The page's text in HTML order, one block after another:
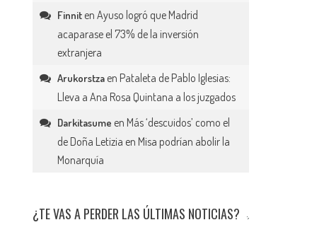
Finnit enAyuso logró que Madrid
acaparase el 73% de la inversión
extranjera
Arukorstza en Pataleta de Pablo Iglesias:
Lleva a Ana Rosa Quintana a los juzgados
Darkitasume en Más ‘descuidos’ como el
de Doña Letizia en Misa podrían abolir la
Monarquía
¿TE VAS A PERDER LAS ÚLTIMAS NOTICIAS?